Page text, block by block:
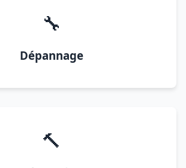
🔧
Dépannage
🔨